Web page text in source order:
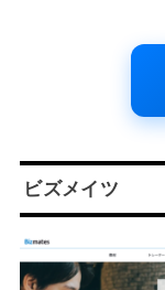
ビズメイツ